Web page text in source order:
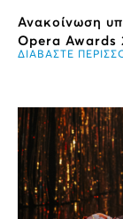
Ανακοίνωση
Opera Awards
ΔΙΑΒΑΣΤΕ